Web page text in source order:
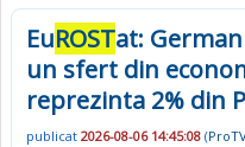
EuROSTat:
un sfert din
reprezinta 2% din
publicat 2026-08-06 14:45:08 (